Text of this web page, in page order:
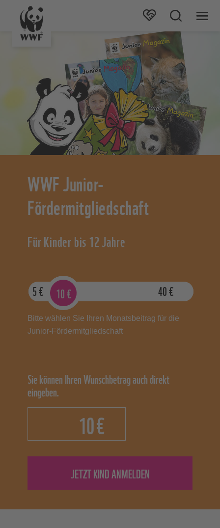
WWF Junior-
Fördermitgliedschaft
Für Kinder bis 12 Jahre
10€
5€ 40€
Bitte wählen Sie Ihren Monatsbeitrag für die
Junior-Fördermitgliedschaft
Sie können Ihren Wunschbetrag auch direkt
eingeben.
€